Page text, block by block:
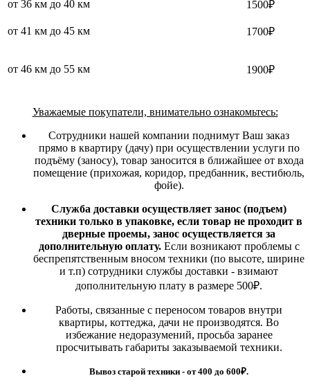
от 36 км до 40 км 1500₽
от 41 км до 45 км 1700₽
от 46 км до 55 км 1900₽
Уважаемые покупатели, внимательно ознакомьтесь:
Сотрудники нашей компании поднимут Ваш заказ
прямо в квартиру (дачу) при осуществлении услуги по
подъёму (заносу), товар заносится в ближайшее от входа
помещение (прихожая, коридор, предбанник, вестибюль,
фойе).
Служба доставки осуществляет занос (подъем)
техники только в упаковке, если товар не проходит в
дверные проемы, занос осуществляется за
дополнительную оплату. Если возникают проблемы с
беспрепятственным вносом техники (по высоте, ширине
и т.п) сотрудники службы доставки - взимают
дополнительную плату в размере 500₽.
Работы, связанные с переносом товаров внутри
квартиры, коттеджа, дачи не производятся. Во
избежание недоразумений, просьба заранее
просчитывать габариты заказываемой техники.
Вывоз старой техники - от 400 до 600₽.